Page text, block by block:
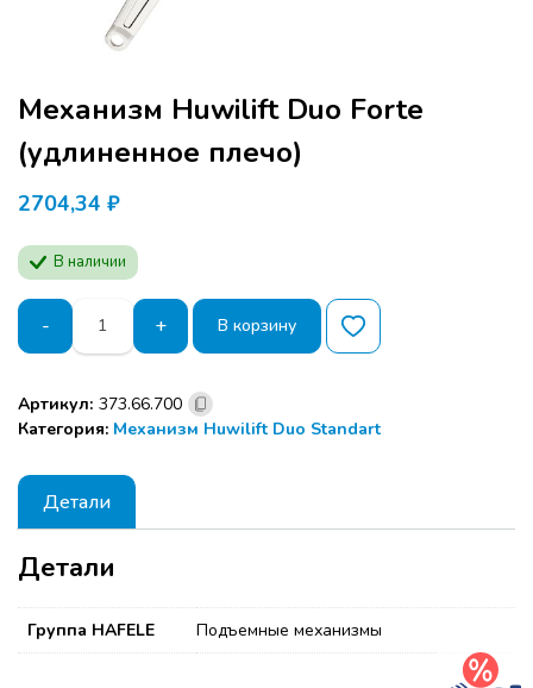
Механизм Huwilift Duo Forte
(удлиненное плечо)
2704,34 ₽
В наличии
-
Количество
товара
Механизм
Duo
Forte
плечо)
+ В корзину
Артикул: 373.66.700
Категория: Механизм Huwilift Duo Standart
Детали
Детали
Группа HAFELE Подъемные механизмы